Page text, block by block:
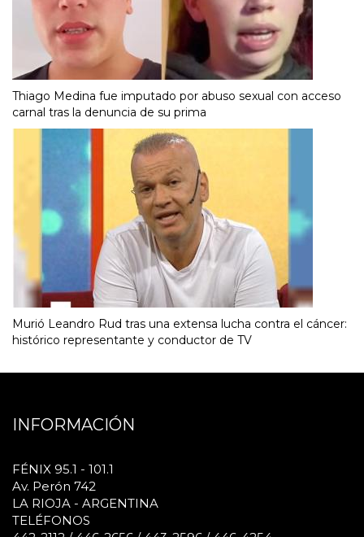
Thiago Medina fue imputado por abuso sexual con acceso
carnal tras la denuncia de su prima
Murió Leandro Rud tras una extensa lucha contra el cáncer:
histórico representante y conductor de TV
INFORMACIÓN
FÉNIX 95.1 - 101.1
Av. Perón 742
LA RIOJA - ARGENTINA
TELÉFONOS